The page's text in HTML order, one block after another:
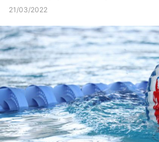
21/03/2022